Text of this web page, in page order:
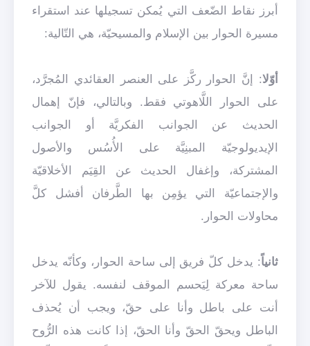
أبرز نقاط الضّعف التي يُمكن تسجيلها عند استقراء
مسيرة الحوار بين الإسلام والمسيحيّة، هي التّالية:
أوّلا: إنَّ الحوار ركَّز على العنصر العقائدي المُجرَّد،
على الحوار اللَّاهوتي فقط. وبالتالي، فإنّ إهمال
الحديث عن الجوانب الفكريَّة أو الجوانب
الإيديولوجيّة المبنِيَّة على الأُسُس والأصول
المشتركة، وإغفال الحديث عن القِيَم الأخلاقيّة
والإجتماعيّة التي يؤمِن بها الطَّرفان أفشل كلَّ
محاولات الحوار.
ثانياً: يدخل كلّ فريق إلى ساحة الحوار، وكأنّه يدخل
ساحة معركة لِيَحسم الموقف لنفسه. يقول للآخر
أنت على باطل وأنا على حقّ، ويجب أن يُحذف
الباطل ويحقّ الحقّ وأنا الحقّ، إذا كانت هذه الرُّوح